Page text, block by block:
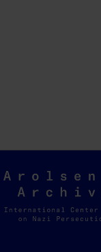
Arolsen
Archives